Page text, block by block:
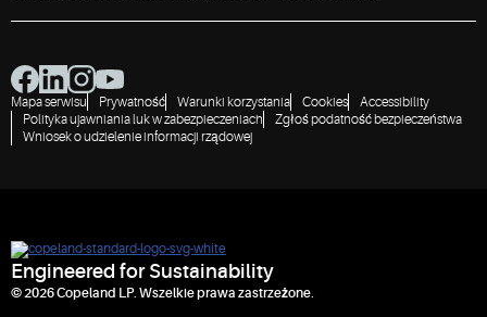
Mapa serwisu Prywatność Warunki korzystania Cookies
Accessibility
Polityka ujawniania luk w zabezpieczeniach
Zgłoś podatność bezpieczeństwa
Wniosek o udzielenie informacji rządowej
Engineered for Sustainability
© 2026 Copeland LP. Wszelkie prawa zastrzeżone.